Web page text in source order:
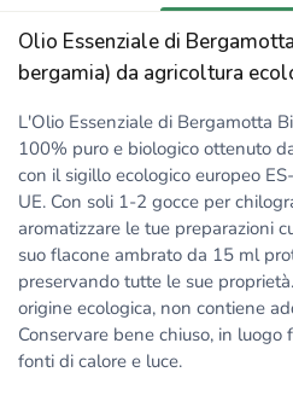
Olio Essenziale di
bergamia) da agricoltura
L'Olio Essenziale di Bergamotta
100% puro e biologico ottenuto
con il sigillo ecologico europeo
UE. Con soli 1-2 gocce per
aromatizzare le tue preparazioni
suo flacone ambrato da 15 ml
preservando tutte le sue
origine ecologica, non contiene
Conservare bene chiuso, in luogo
fonti di calore e luce.